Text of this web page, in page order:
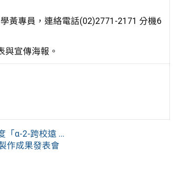
黃專員，連絡電話(02)2771-2171 分機6
與宣傳海報。
「α-2-跨校遠 ...
作成果發表會